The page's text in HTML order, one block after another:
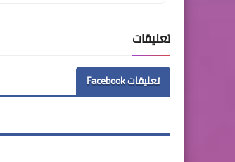
تعليقات
تعليقات Facebook